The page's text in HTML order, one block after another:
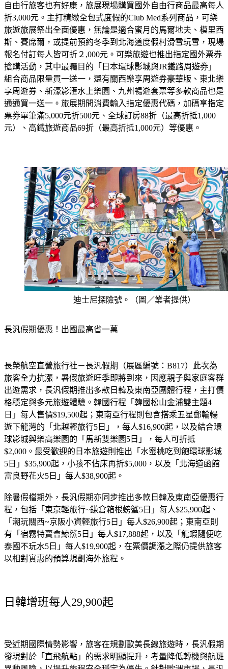
自由行旅客也有好康，旅展現場購買國外自由行商品最高每人
折3,000元。主打精緻全包式度假的Club Med系列商品，可樂
旅遊旅展祭出全面優惠，無論是適合蜜月的馬爾地夫、模里西
斯、賽席爾，或提前預約冬季到北海道度假村滑雪玩雪，現場
報名付訂每人皆可折２,000元。可樂旅遊也推出指定國外票券
搶購活動，其中最矚目的「日本環球影城與JR鐵路周遊券」
組合商品限量買一送一，還有關西樂享周遊券豪華版、東北樂
享周遊券、新濠影滙水上樂園、九州暢遊套票等多款商品也是
通通買一送一。旅展期間消費輸入指定優惠代碼，加碼享指定
票券單筆滿5,000元折500元、全球訂房88折（最高折抵1,000
元）、高鐵旅遊商品69折（最高折抵1,000元）等優惠。
迪士尼探險號。（圖／業者提供）
長汎假期優惠！出國最高省一萬
長榮航空直營旅行社－長汎假期（展區編號：B817）此次為
旅客全力抗漲，暑假旅遊旺季即將到來，因應親子與家庭客群
出遊需求，長汎假期推出多款日韓及東南亞團體行程，主打價
格穩定與多元旅遊體驗。韓國行程「韓國松山金浦雙主題4
日」每人售價$19,500起；東南亞行程則包含搭乘五星郵輪暢
遊下龍灣的「北越輕旅行5日」，每人$16,900起，以及結合環
球影城與樂高樂園的「馬新雙樂園5日」，每人可折抵
$2,000。最受歡迎的日本旅遊則推出「水蜜桃吃到飽環球影城
5日」$35,900起，小孩不佔床再折$5,000，以及「北海道函館
富良野花火5日」每人$38,900起。
除暑假檔期外，長汎假期亦同步推出多款日韓及東南亞優惠行
程，包括「東京輕旅行~鎌倉箱根螃蟹5日」每人$25,900起、
「潮玩關西~京阪小資輕旅行5日」每人$26,900起；東南亞則
有「宿霧特賣會鯨鯊5日」每人$17,888起，以及「龍蝦隨便吃
泰國不玩水5日」每人$19,900起，在票價調漲之際仍提供旅客
以相對實惠的預算規劃海外旅程。
日韓增班每人29,900起
受近期國際情勢影響，旅客在規劃歐美長線旅遊時，長汎假期
發現對於「直飛航點」的需求明顯提升，考量降低轉機與航班